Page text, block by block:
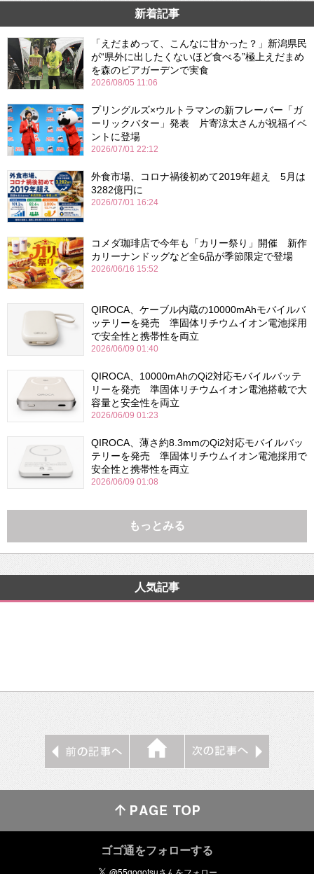
新着記事
「えだまめって、こんなに甘かった？」新潟県民
が“県外に出したくないほど食べる”極上えだまめ
を森のビアガーデンで実食
2026/08/05 11:06
プリングルズ×ウルトラマンの新フレーバー「ガ
ーリックバター」発表 片寄涼太さんが祝福イベ
ントに登場
2026/07/01 22:12
外食市場、コロナ禍後初めて2019年超え 5月は
3282億円に
2026/07/01 16:24
コメダ珈琲店で今年も「カリー祭り」開催 新作
カリーナンドッグなど全6品が季節限定で登場
2026/06/16 15:52
QIROCA、ケーブル内蔵の10000mAhモバイルバ
ッテリーを発売 準固体リチウムイオン電池採用
で安全性と携帯性を両立
2026/06/09 01:40
QIROCA、10000mAhのQi2対応モバイルバッテ
リーを発売 準固体リチウムイオン電池搭載で大
容量と安全性を両立
2026/06/09 01:23
QIROCA、薄さ約8.3mmのQi2対応モバイルバッ
テリーを発売 準固体リチウムイオン電池採用で
安全性と携帯性を両立
2026/06/09 01:08
もっとみる
人気記事
ゴゴ通をフォローする